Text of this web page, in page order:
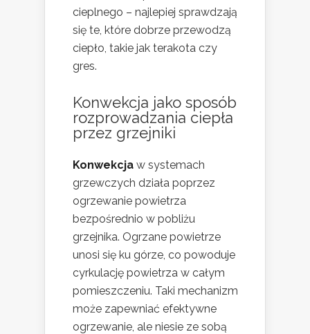
cieplnego – najlepiej sprawdzają
się te, które dobrze przewodzą
ciepło, takie jak terakota czy
gres.
Konwekcja jako sposób
rozprowadzania ciepła
przez grzejniki
Konwekcja w systemach
grzewczych działa poprzez
ogrzewanie powietrza
bezpośrednio w pobliżu
grzejnika. Ogrzane powietrze
unosi się ku górze, co powoduje
cyrkulację powietrza w całym
pomieszczeniu. Taki mechanizm
może zapewniać efektywne
ogrzewanie, ale niesie ze sobą